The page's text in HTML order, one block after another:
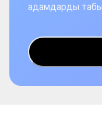
адамдарды